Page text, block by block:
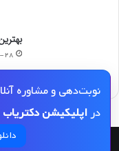
نوبت‌دهی و مشاوره
دراپلیکیشن دکتریاب